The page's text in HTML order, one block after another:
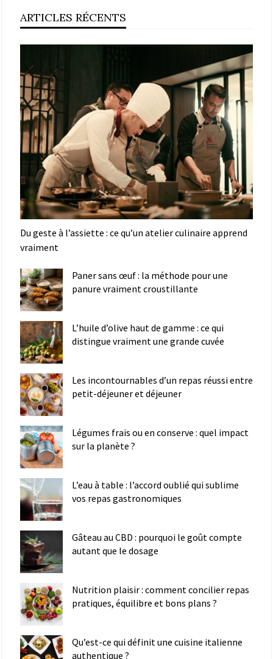
ARTICLES RÉCENTS
Du geste à l’assiette : ce qu’un atelier culinaire apprend
vraiment
Paner sans œuf : la méthode pour une
panure vraiment croustillante
L’huile d’olive haut de gamme : ce qui
distingue vraiment une grande cuvée
Les incontournables d’un repas réussi entre
petit-déjeuner et déjeuner
Légumes frais ou en conserve : quel impact
sur la planète ?
L’eau à table : l’accord oublié qui sublime
vos repas gastronomiques
Gâteau au CBD : pourquoi le goût compte
autant que le dosage
Nutrition plaisir : comment concilier repas
pratiques, équilibre et bons plans ?
Qu’est-ce qui définit une cuisine italienne
authentique ?